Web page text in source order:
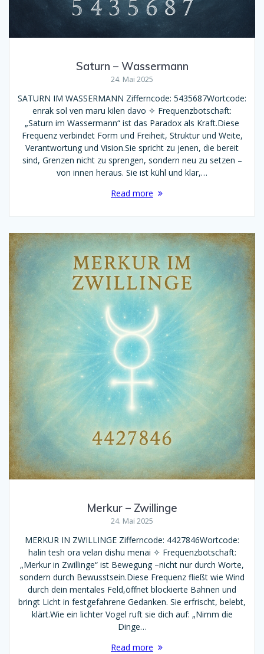
Saturn – Wassermann
24. Mai 2025
SATURN IM WASSERMANN Zifferncode: 5435687Wortcode:
enrak sol ven maru kilen davo ✧ Frequenzbotschaft:
„Saturn im Wassermann“ ist das Paradox als Kraft.Diese
Frequenz verbindet Form und Freiheit, Struktur und Weite,
Verantwortung und Vision.Sie spricht zu jenen, die bereit
sind, Grenzen nicht zu sprengen, sondern neu zu setzen –
von innen heraus. Sie ist kühl und klar,…
Read more
Merkur – Zwillinge
24. Mai 2025
MERKUR IN ZWILLINGE Zifferncode: 4427846Wortcode:
halin tesh ora velan dishu menai ✧ Frequenzbotschaft:
„Merkur in Zwillinge“ ist Bewegung –nicht nur durch Worte,
sondern durch Bewusstsein.Diese Frequenz fließt wie Wind
durch dein mentales Feld,öffnet blockierte Bahnen und
bringt Licht in festgefahrene Gedanken. Sie erfrischt, belebt,
klärt.Wie ein lichter Vogel ruft sie dich auf: „Nimm die
Dinge…
Read more